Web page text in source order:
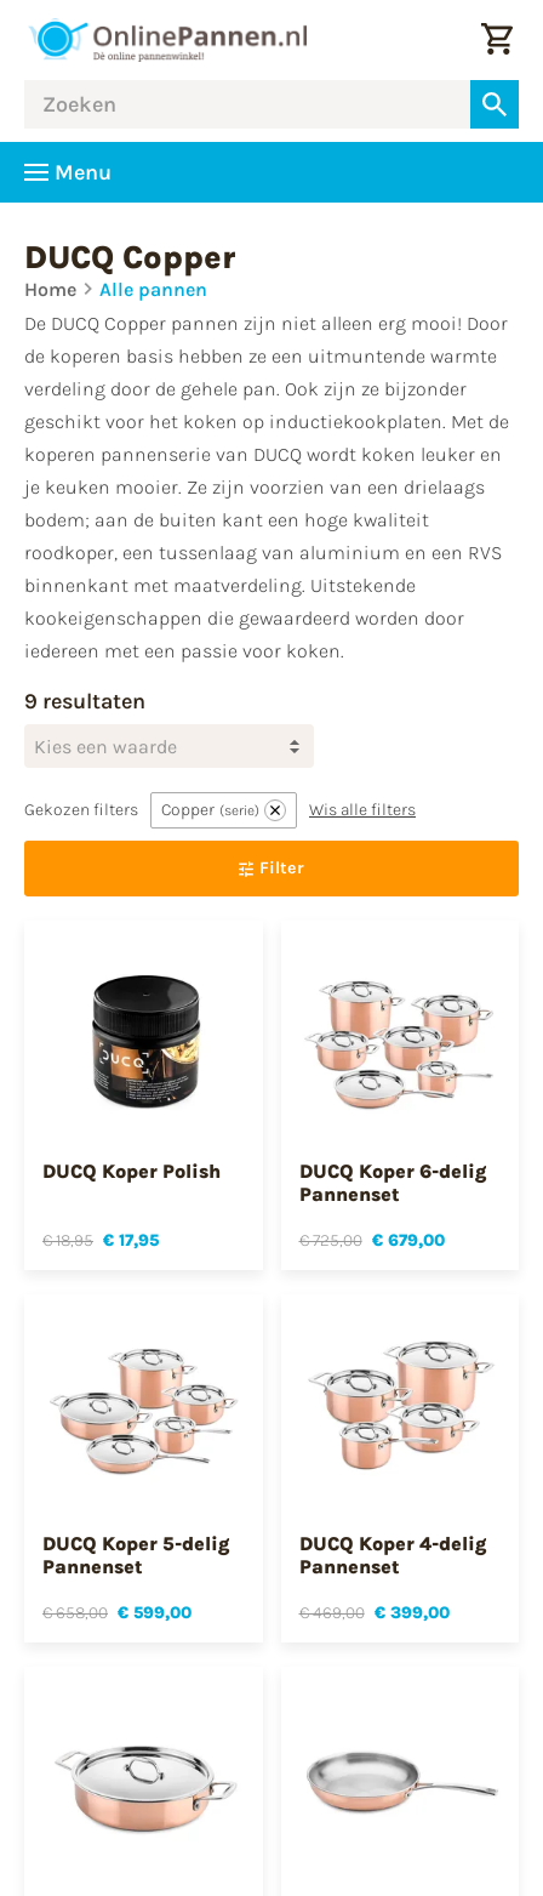
Menu
DUCQ Copper
Home
Alle pannen
De DUCQ Copper pannen zijn niet alleen erg mooi! Door
de koperen basis hebben ze een uitmuntende warmte
verdeling door de gehele pan. Ook zijn ze bijzonder
geschikt voor het koken op inductiekookplaten. Met de
koperen pannenserie van DUCQ wordt koken leuker en
je keuken mooier. Ze zijn voorzien van een drielaags
bodem; aan de buiten kant een hoge kwaliteit
roodkoper, een tussenlaag van aluminium en een RVS
binnenkant met maatverdeling. Uitstekende
kookeigenschappen die gewaardeerd worden door
iedereen met een passie voor koken.
9 resultaten
Kies een waarde
Gekozen filters Copper serie Wis alle filters
Filter
DUCQ Koper Polish
€ 18,95 € 17,95
DUCQ Koper 6-delig
Pannenset
€ 725,00 € 679,00
DUCQ Koper 5-delig
Pannenset
€ 658,00 € 599,00
DUCQ Koper 4-delig
Pannenset
€ 469,00 € 399,00